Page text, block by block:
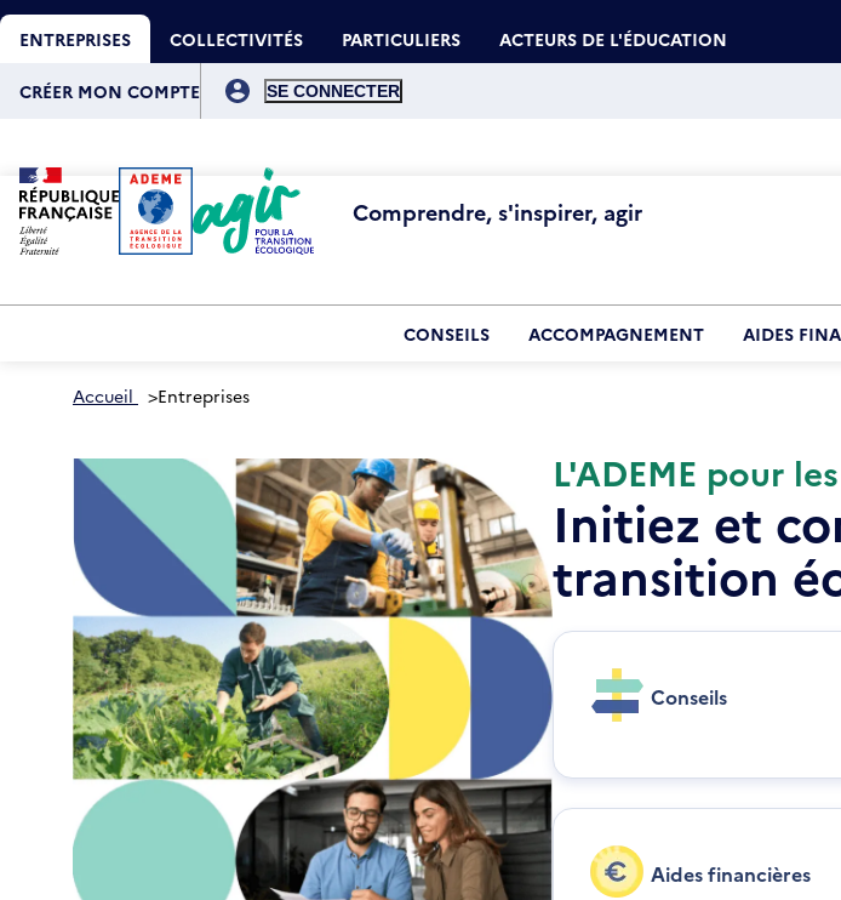
Aller
au
contenu
ENTREPRISES COLLECTIVITÉS PARTICULIERS ACTEURS DE L'ÉDUCATION
compte
CRÉER MON COMPTE
Comprendre, s'inspirer, agir
CONSEILS ACCOMPAGNEMENT AIDES
Accueil >Entreprises
L'ADEME pour
Initiez et
transition
Conseils
Aides financières